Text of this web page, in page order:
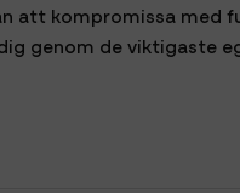
att kompromissa
genom de